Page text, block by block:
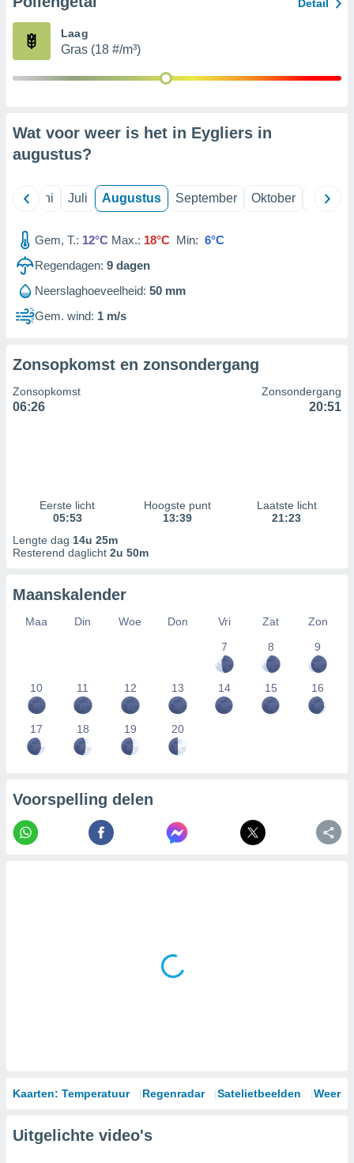
partners
Detail
Laag
Gras (18 #/m³)
Wat voor weer is het in Eygliers in
augustus?
Juni Juli Augustus September Oktober
Gem, T.: 12°C Max.: 18°C Min: 6°C
Regendagen: 9 dagen
Neerslaghoeveelheid: 50 mm
Gem. wind: 1 m/s
Zonsopkomst en zonsondergang
Zonsopkomst
06:26
Zonsondergang
20:51
Eerste licht
05:53
Hoogste punt
13:39
Laatste licht
21:23
Lengte dag 14u 25m
Resterend daglicht 2u 50m
Maanskalender
Maa Din Woe Don Vri Zat
Zon
7
8 9
10 11 12 13 14 15 16
17 18 19 20
Voorspelling delen
Kaarten: Temperatuur Regenradar Satelietbeelden
Uitgelichte video's